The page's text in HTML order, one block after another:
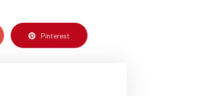
Pinterest